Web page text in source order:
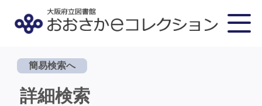
簡易検索へ
詳細検索